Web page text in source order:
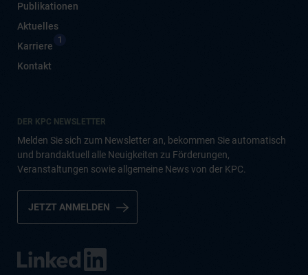
Publikationen
Aktuelles
Karriere
1
Kontakt
DER KPC NEWSLETTER
Melden Sie sich zum Newsletter an, bekommen Sie automatisch
und brandaktuell alle Neuigkeiten zu Förderungen,
Veranstaltungen sowie allgemeine News von der KPC.
JETZT ANMELDEN